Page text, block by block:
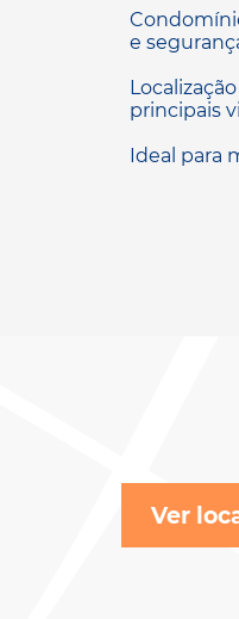
e
principais
Ideal para
Ver